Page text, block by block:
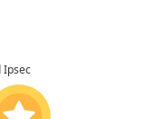
Ipsec